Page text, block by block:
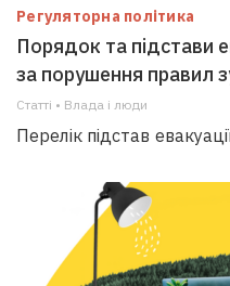
Регуляторна політика
Порядок та підстави
за порушення правил
Статті • Влада i люди
Перелік підстав